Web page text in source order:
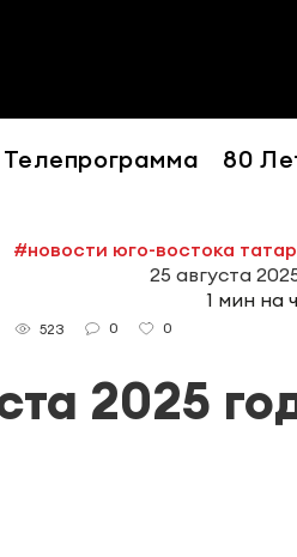
Телепрограмма 80
#новости юго-востока
25 августа
1 мин на
523 0 0
2025